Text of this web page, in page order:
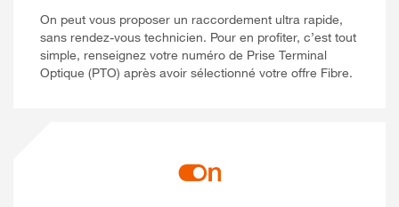
On peut vous proposer un raccordement ultra rapide,
sans rendez-vous technicien. Pour en profiter, c’est tout
simple, renseignez votre numéro de Prise Terminal
Optique (PTO) après avoir sélectionné votre offre Fibre.